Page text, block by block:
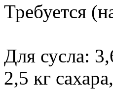
Требуется
Для сусла:
2,5 кг